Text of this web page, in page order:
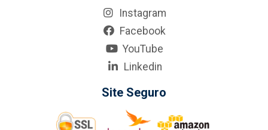
Instagram
Facebook
YouTube
Linkedin
Site Seguro